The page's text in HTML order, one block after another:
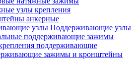
узлы крепления
анкерные
Поддерживающие узлы
поддерживающие зажимы
поддерживающие
зажимы и кронштейны